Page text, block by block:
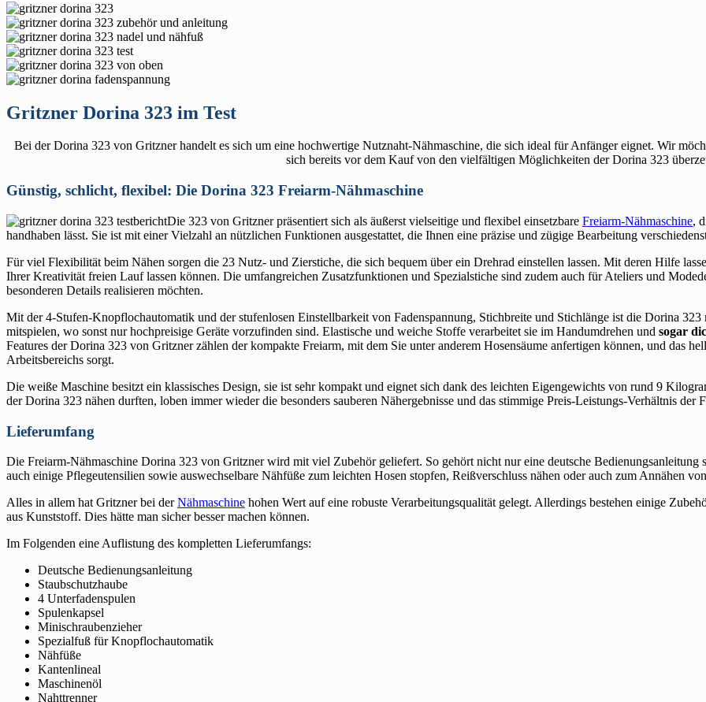
Gritzner Dorina 323 im Test
Bei der Dorina 323 von Gritzner handelt es sich um eine hochwertige Nutznaht-Nähmaschine, die sich ideal für Anfänger eignet. Wir
sich bereits vor dem Kauf von den vielfältigen Möglichkeiten der Dorina 323
Günstig, schlicht, flexibel: Die Dorina 323 Freiarm-Nähmaschine
Die 323 von Gritzner präsentiert sich als äußerst vielseitige und flexibel einsetzbare Freiarm-Nähmaschine,
handhaben lässt. Sie ist mit einer Vielzahl an nützlichen Funktionen ausgestattet, die Ihnen eine präzise und zügige Bearbeitung
Für viel Flexibilität beim Nähen sorgen die 23 Nutz- und Zierstiche, die sich bequem über ein Drehrad einstellen lassen. Mit deren Hilfe
Ihrer Kreativität freien Lauf lassen können. Die umfangreichen Zusatzfunktionen und Spezialstiche sind zudem auch für Ateliers und
besonderen Details realisieren möchten.
Mit der 4-Stufen-Knopflochautomatik und der stufenlosen Einstellbarkeit von Fadenspannung, Stichbreite und Stichlänge ist die Dorina
mitspielen, wo sonst nur hochpreisige Geräte vorzufinden sind. Elastische und weiche Stoffe verarbeitet sie im Handumdrehen und sogar
Features der Dorina 323 von Gritzner zählen der kompakte Freiarm, mit dem Sie unter anderem Hosensäume anfertigen können, und das
Arbeitsbereichs sorgt.
Die weiße Maschine besitzt ein klassisches Design, sie ist sehr kompakt und eignet sich dank des leichten Eigengewichts von rund 9
der Dorina 323 nähen durften, loben immer wieder die besonders sauberen Nähergebnisse und das stimmige Preis-Leistungs-Verhältnis der
Lieferumfang
Die Freiarm-Nähmaschine Dorina 323 von Gritzner wird mit viel Zubehör geliefert. So gehört nicht nur eine deutsche Bedienungsanleitung
auch einige Pflegeutensilien sowie auswechselbare Nähfüße zum leichten Hosen stopfen, Reißverschluss nähen oder auch zum Annähen
Alles in allem hat Gritzner bei derNähmaschine hohen Wert auf eine robuste Verarbeitungsqualität gelegt. Allerdings bestehen einige
aus Kunststoff. Dies hätte man sicher besser machen können.
Im Folgenden eine Auflistung des kompletten Lieferumfangs:
Deutsche Bedienungsanleitung
Staubschutzhaube
4 Unterfadenspulen
Spulenkapsel
Minischraubenzieher
Spezialfuß für Knopflochautomatik
Nähfüße
Kantenlineal
Maschinenöl
Nahttrenner